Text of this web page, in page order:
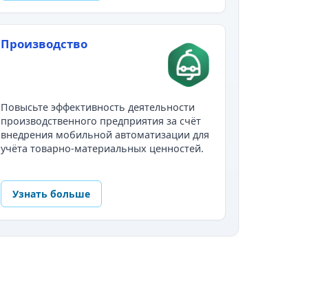
Производство
Повысьте эффективность деятельности
производственного предприятия за счёт
внедрения мобильной автоматизации для
учёта товарно-материальных ценностей.
Узнать больше